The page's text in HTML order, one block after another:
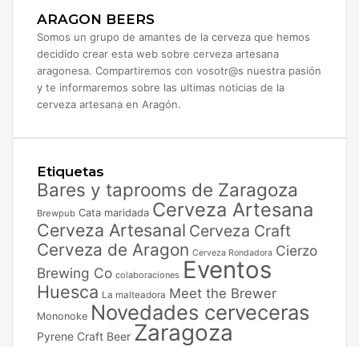
ARAGON BEERS
Somos un grupo de amantes de la cerveza que hemos
decidido crear esta web sobre cerveza artesana
aragonesa. Compartiremos con vosotr@s nuestra pasión
y te informaremos sobre las ultimas noticias de la
cerveza artesana en Aragón.
Etiquetas
Bares y taprooms de Zaragoza
Brewpub Cata maridada Cerveza Artesana
Cerveza Artesanal Cerveza Craft
Cerveza de Aragon Cerveza Rondadora Cierzo
Brewing Co colaboraciones Eventos
Huesca La malteadora Meet the Brewer
Mononoke Novedades cerveceras
Pyrene Craft Beer Zaragoza